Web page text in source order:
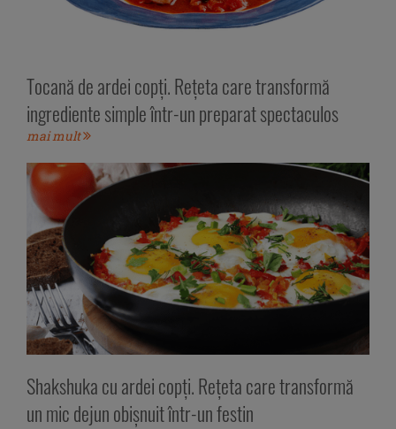
Tocană de ardei copți. Rețeta care transformă
ingrediente simple într-un preparat spectaculos
mai mult
Shakshuka cu ardei copți. Rețeta care transformă
un mic dejun obișnuit într-un festin